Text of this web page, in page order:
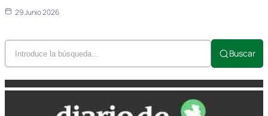
29 Junio 2026
Buscar